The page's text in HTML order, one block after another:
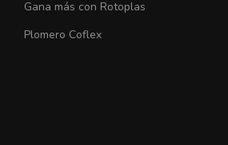
Gana más con Rotoplas
Plomero Coflex